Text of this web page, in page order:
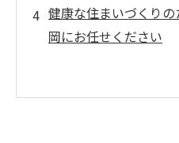
健康な住まいづくり
岡にお任せください